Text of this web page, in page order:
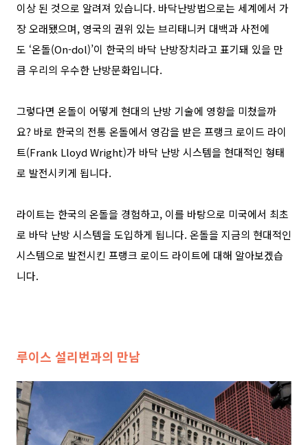
이상 된 것으로 알려져 있습니다. 바닥난방법으로는 세계에서 가
장 오래됐으며, 영국의 권위 있는 브리태니커 대백과 사전에
도 ‘온돌(On-dol)’이 한국의 바닥 난방장치라고 표기돼 있을 만
큼 우리의 우수한 난방문화입니다.
그렇다면 온돌이 어떻게 현대의 난방 기술에 영향을 미쳤을까
요? 바로 한국의 전통 온돌에서 영감을 받은 프랭크 로이드 라이
트(Frank Lloyd Wright)가 바닥 난방 시스템을 현대적인 형태
로 발전시키게 됩니다.
라이트는 한국의 온돌을 경험하고, 이를 바탕으로 미국에서 최초
로 바닥 난방 시스템을 도입하게 됩니다. 온돌을 지금의 현대적인
시스템으로 발전시킨 프랭크 로이드 라이트에 대해 알아보겠습
니다.
루이스 설리번과의 만남